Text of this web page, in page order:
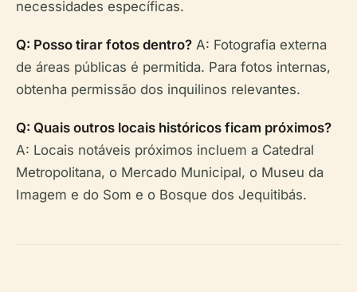
necessidades específicas.
Q: Posso tirar fotos dentro? A: Fotografia externa
de áreas públicas é permitida. Para fotos internas,
obtenha permissão dos inquilinos relevantes.
Q: Quais outros locais históricos ficam próximos?
A: Locais notáveis próximos incluem a Catedral
Metropolitana, o Mercado Municipal, o Museu da
Imagem e do Som e o Bosque dos Jequitibás.